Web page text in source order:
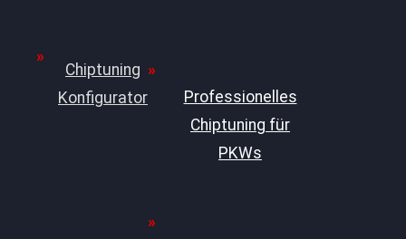
Chiptuning
Konfigurator
Professionelles
Chiptuning für
PKWs